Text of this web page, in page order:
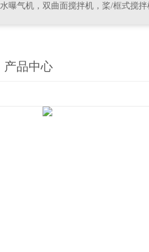
气机，双曲面搅拌机，桨/框式搅拌机，污
产品中心